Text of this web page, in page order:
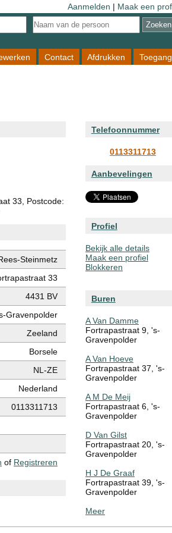
Aanmelden | Maak een
Contact Afdrukken Toegang
33, Postcode:
Steinmetz
33
4431 BV
Gravenpolder
Zeeland
Borsele
NL-ZE
Nederland
0113311713
of Registreren
Telefoonnummer
0113311713
Aanbevelingen
Profiel
Bekijk alle details
Maak een profiel
Blokkeren
Buren
A Van Damme
Fortrapastraat 9, 's-
Gravenpolder
A Van Hoeve
Fortrapastraat 37, 's-
Gravenpolder
A M De Meij
Fortrapastraat 6, 's-
Gravenpolder
D Van Gilst
Fortrapastraat 20, 's-
Gravenpolder
H J De Graaf
Fortrapastraat 39, 's-
Gravenpolder
Meer